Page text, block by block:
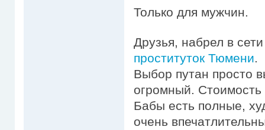
Только для мужчин.
Друзья, набрел в
проституток Тюмени.
Выбор путан просто
огромный. Стоимость
Бабы есть полные,
очень